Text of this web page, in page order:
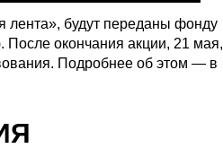
лента», будут переданы фонду
окончания акции, 21 мая,
Подробнее об этом — в